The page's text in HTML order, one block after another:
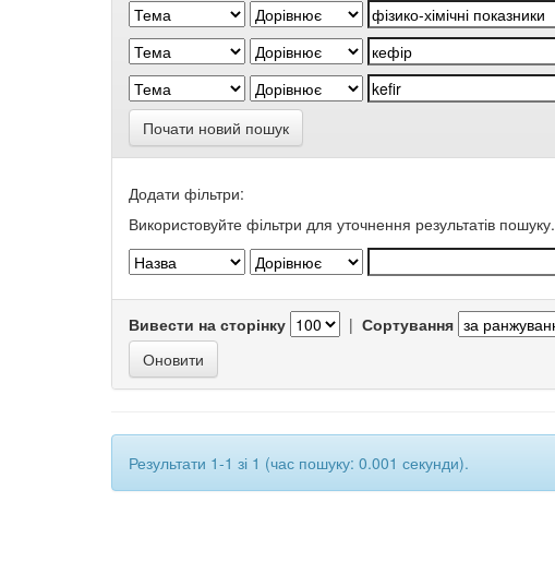
Почати новий пошук
Додати фільтри:
Використовуйте фільтри для уточнення результатів пошуку.
Вивести на сторінку | Сортування
Результати 1-1 зі 1 (час пошуку: 0.001 секунди).